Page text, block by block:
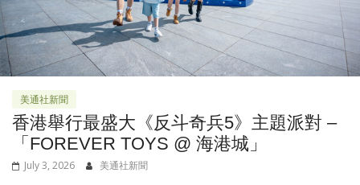
美通社新聞
香港舉行最盛大《反斗奇兵5》主題派對 –
「FOREVER TOYS @ 海港城」
July 3, 2026 美通社新聞